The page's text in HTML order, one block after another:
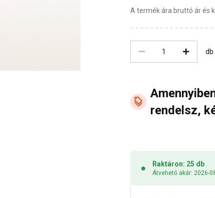
A termék ára bruttó ár és
db
rendelsz,
Raktáron: 25 db
Átvehető akár: 2026-